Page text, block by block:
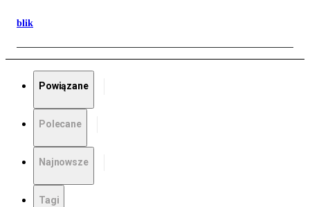
blik
Powiązane
Polecane
Najnowsze
Tagi